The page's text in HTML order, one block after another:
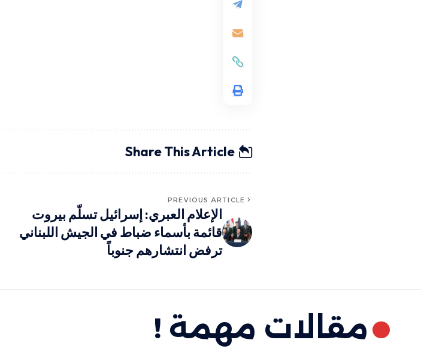
Share This Article
PREVIOUS ARTICLE
الإعلام العبري: إسرائيل تسلّم بيروت
قائمة بأسماء ضباط في الجيش اللبناني
ترفض انتشارهم جنوباً
مقالات مهمة !